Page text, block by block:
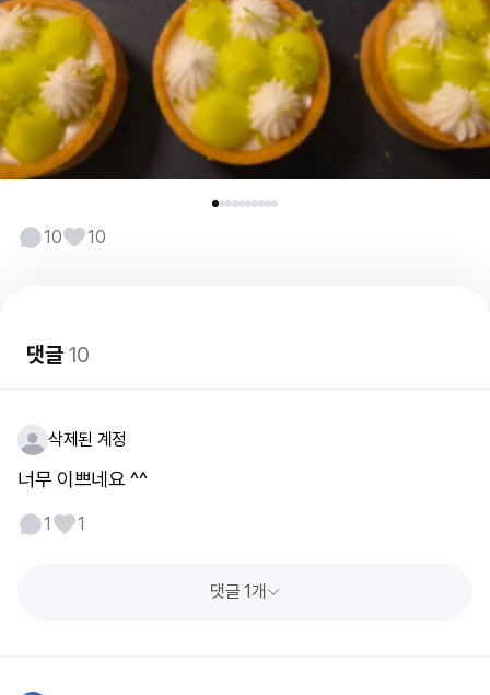
10 10
댓글10
삭제된 계정
너무 이쁘네요 ^^
1 1
댓글 1개